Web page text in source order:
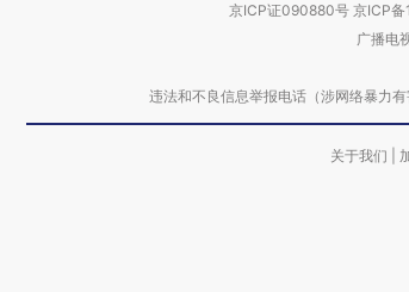
京ICP证090880号 京ICP
广播电
违法和不良信息举报电话（涉网络暴
关于我们